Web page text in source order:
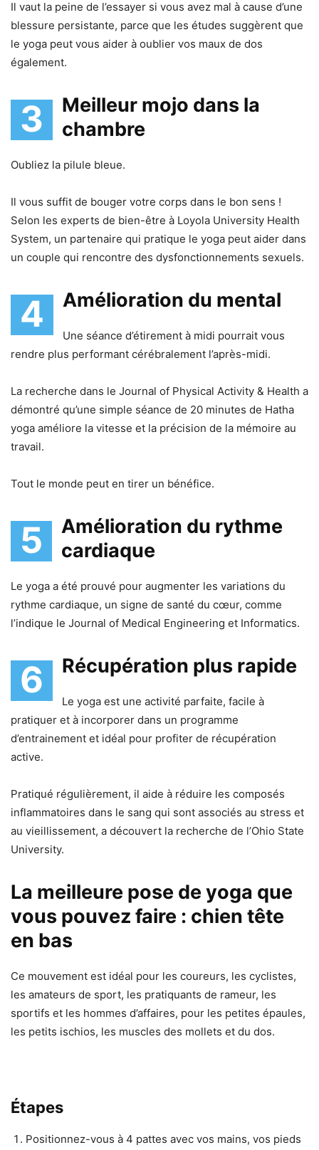
Il vaut la peine de l’essayer si vous avez mal à cause d’une
blessure persistante, parce que les études suggèrent que
le yoga peut vous aider à oublier vos maux de dos
également.
3
Meilleur mojo dans la
chambre
Oubliez la pilule bleue.
Il vous suffit de bouger votre corps dans le bon sens !
Selon les experts de bien-être à Loyola University Health
System, un partenaire qui pratique le yoga peut aider dans
un couple qui rencontre des dysfonctionnements sexuels.
4 Amélioration du mental
Une séance d’étirement à midi pourrait vous
rendre plus performant cérébralement l’après-midi.
La recherche dans le Journal of Physical Activity & Health a
démontré qu’une simple séance de 20 minutes de Hatha
yoga améliore la vitesse et la précision de la mémoire au
travail.
Tout le monde peut en tirer un bénéfice.
5
Amélioration du rythme
cardiaque
Le yoga a été prouvé pour augmenter les variations du
rythme cardiaque, un signe de santé du cœur, comme
l’indique le Journal of Medical Engineering et Informatics.
6 Récupération plus rapide
Le yoga est une activité parfaite, facile à
pratiquer et à incorporer dans un programme
d’entrainement et idéal pour profiter de récupération
active.
Pratiqué régulièrement, il aide à réduire les composés
inflammatoires dans le sang qui sont associés au stress et
au vieillissement, a découvert la recherche de l’Ohio State
University.
La meilleure pose de yoga que
vous pouvez faire : chien tête
en bas
Ce mouvement est idéal pour les coureurs, les cyclistes,
les amateurs de sport, les pratiquants de rameur, les
sportifs et les hommes d’affaires, pour les petites épaules,
les petits ischios, les muscles des mollets et du dos.
Étapes
Positionnez-vous à 4 pattes avec vos mains, vos pieds